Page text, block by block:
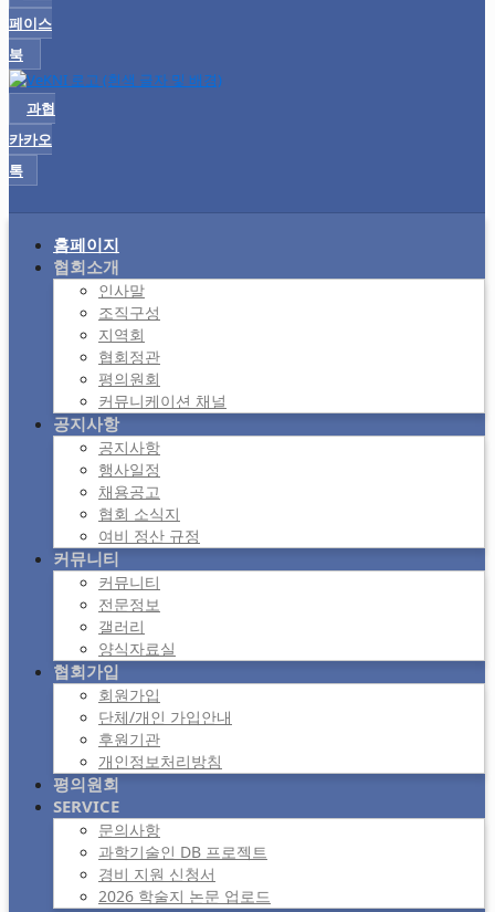
페이스
북
과협
카카오
톡
홈페이지
협회소개
인사말
조직구성
지역회
협회정관
평의원회
커뮤니케이션 채널
공지사항
공지사항
행사일정
채용공고
협회 소식지
여비 정산 규정
커뮤니티
커뮤니티
전문정보
갤러리
양식자료실
협회가입
회원가입
단체/개인 가입안내
후원기관
개인정보처리방침
평의원회
SERVICE
문의사항
과학기술인 DB 프로젝트
경비 지원 신청서
2026 학술지 논문 업로드